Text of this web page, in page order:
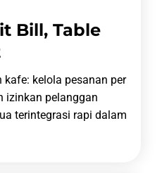
Bill, Table
kafe: kelola pesanan per
izinkan pelanggan
terintegrasi rapi dalam